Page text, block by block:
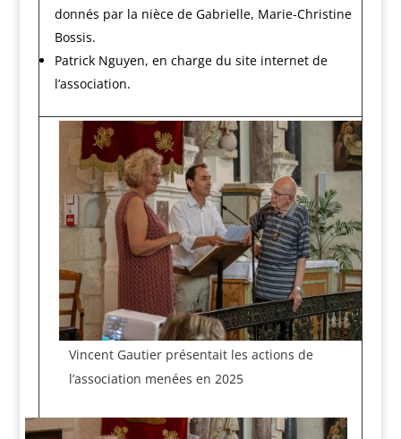
donnés par la nièce de Gabrielle, Marie-Christine
Bossis.
Patrick Nguyen, en charge du site internet de
l’association.
Vincent Gautier présentait les actions de
l’association menées en 2025